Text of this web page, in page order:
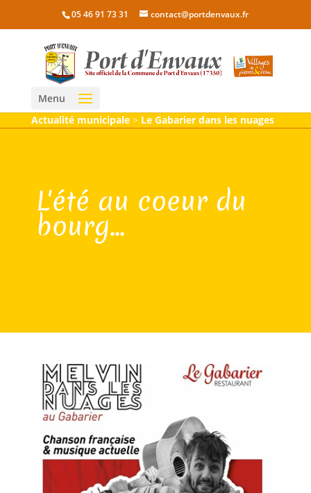
05 46 91 73 31 contact@portdenvaux.fr
Menu
Actualité municipale> Le Gabarier dans les nuages
L'été au coeur du
bourg...